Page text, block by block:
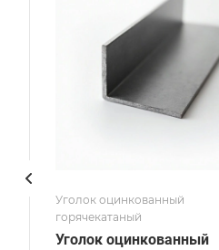
Уголок оцинкованный
горячекатаный
Уголок оцинкованный
Высота, мм
125
Толщина, мм
Сплав / Марка стали
Оцинкованное